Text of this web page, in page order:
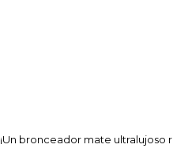
¡Un bronceador mate